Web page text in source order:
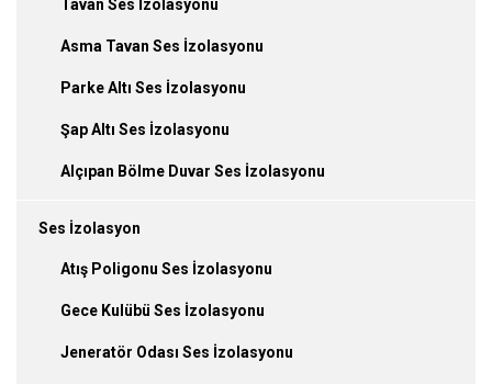
Tavan Ses İzolasyonu
Asma Tavan Ses İzolasyonu
Parke Altı Ses İzolasyonu
Şap Altı Ses İzolasyonu
Alçıpan Bölme Duvar Ses İzolasyonu
Ses İzolasyon
Atış Poligonu Ses İzolasyonu
Gece Kulübü Ses İzolasyonu
Jeneratör Odası Ses İzolasyonu